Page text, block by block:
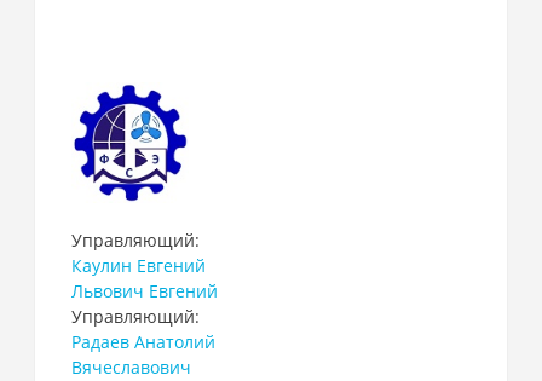
Управляющий:
Каулин Евгений
Львович Евгений
Управляющий:
Радаев Анатолий
Вячеславович